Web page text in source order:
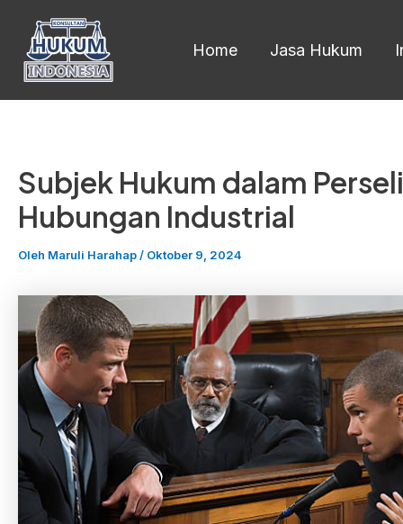
konten
Home Jasa Hukum
Subjek Hukum dalam
Hubungan Industrial
Oleh Maruli Harahap/ Oktober 9, 2024